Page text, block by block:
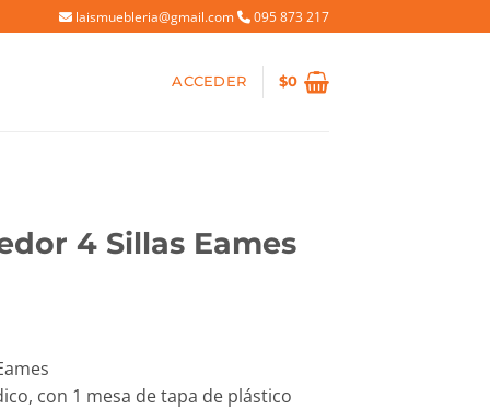
laismuebleria@gmail.com 095 873 217
ACCEDER $0
4 Sillas Eames
con 1 mesa de tapa de plástico